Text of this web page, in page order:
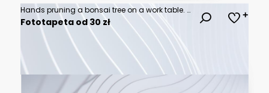
Hands pruning a bonsai tree on a work table. Gardening concept.
Fototapeta od 30 zł